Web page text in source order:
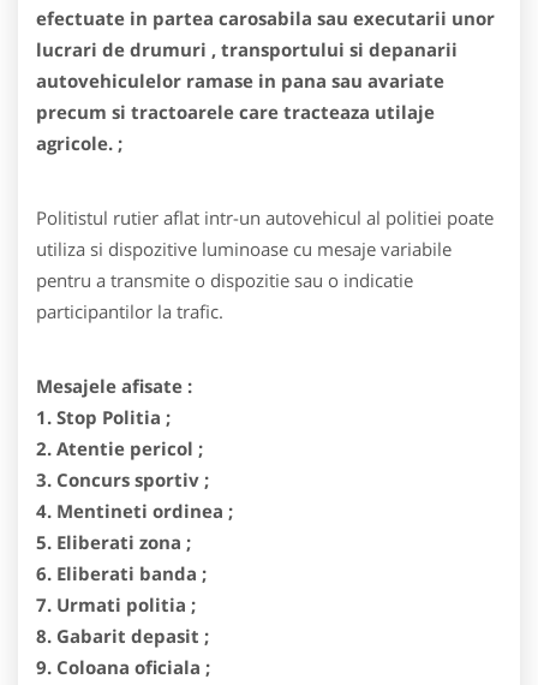
efectuate in partea carosabila sau executarii unor
lucrari de drumuri , transportului si depanarii
autovehiculelor ramase in pana sau avariate
precum si tractoarele care tracteaza utilaje
agricole. ;
Politistul rutier aflat intr-un autovehicul al politiei poate
utiliza si dispozitive luminoase cu mesaje variabile
pentru a transmite o dispozitie sau o indicatie
participantilor la trafic.
Mesajele afisate :
1. Stop Politia ;
2. Atentie pericol ;
3. Concurs sportiv ;
4. Mentineti ordinea ;
5. Eliberati zona ;
6. Eliberati banda ;
7. Urmati politia ;
8. Gabarit depasit ;
9. Coloana oficiala ;